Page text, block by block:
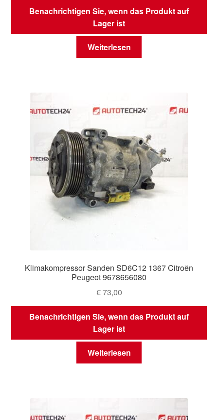
Benachrichtigen Sie, wenn das Produkt auf
Lager ist
Weiterlesen
Klimakompressor Sanden SD6C12 1367 Citroën
Peugeot 9678656080
€73,00
Benachrichtigen Sie, wenn das Produkt auf
Lager ist
Weiterlesen